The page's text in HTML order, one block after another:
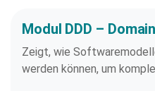
Modul DDD –
Zeigt, wie
werden können, um